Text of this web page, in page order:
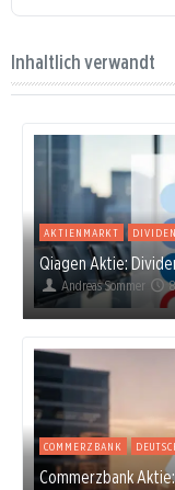
Inhaltlich verwandt
AKTIENMARKT
Qiagen Aktie:
Andreas Sommer
COMMERZBANK
Commerzbank